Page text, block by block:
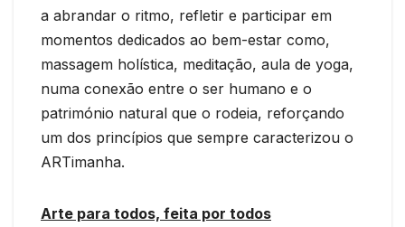
a abrandar o ritmo, refletir e participar em
momentos dedicados ao bem-estar como,
massagem holística, meditação, aula de yoga,
numa conexão entre o ser humano e o
património natural que o rodeia, reforçando
um dos princípios que sempre caracterizou o
ARTimanha.
Arte para todos, feita por todos